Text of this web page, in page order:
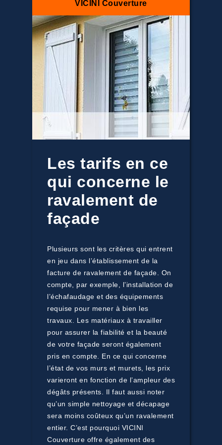
VICINI Couverture
Les tarifs en ce
qui concerne le
ravalement de
façade
Plusieurs sont les critères qui entrent
en jeu dans l’établissement de la
facture de ravalement de façade. On
compte, par exemple, l’installation de
l’échafaudage et des équipements
requise pour mener à bien les
travaux. Les matériaux à travailler
pour assurer la fiabilité et la beauté
de votre façade seront également
pris en compte. En ce qui concerne
l’état de vos murs et murets, les prix
varieront en fonction de l’ampleur des
dégâts présents. Il faut aussi noter
qu’un simple nettoyage et décapage
sera moins coûteux qu’un ravalement
entier. C’est pourquoi VICINI
Couverture offre également des